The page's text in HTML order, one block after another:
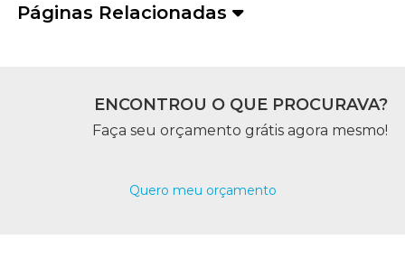
Páginas Relacionadas
ENCONTROU O QUE PROCURAVA?
Faça seu orçamento grátis agora mesmo!
Quero meu orçamento